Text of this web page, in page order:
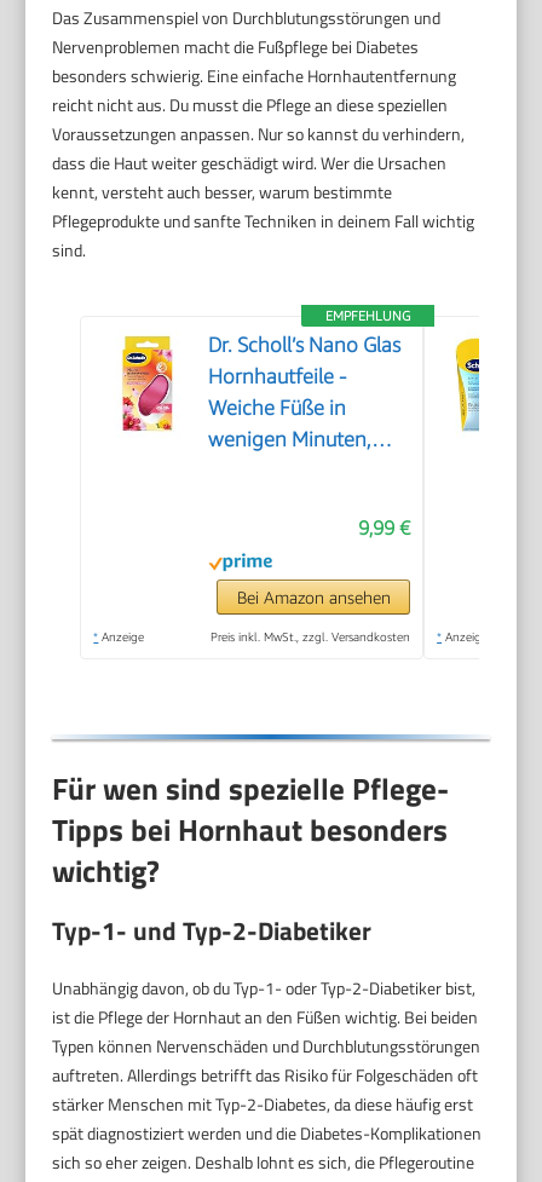
Das Zusammenspiel von Durchblutungsstörungen und
Nervenproblemen macht die Fußpflege bei Diabetes
besonders schwierig. Eine einfache Hornhautentfernung
reicht nicht aus. Du musst die Pflege an diese speziellen
Voraussetzungen anpassen. Nur so kannst du verhindern,
dass die Haut weiter geschädigt wird. Wer die Ursachen
kennt, versteht auch besser, warum bestimmte
Pflegeprodukte und sanfte Techniken in deinem Fall wichtig
sind.
EMPFEHLUNG
Dr. Scholl’s Nano Glas
Hornhautfeile -
Weiche Füße in
wenigen Minuten,
Pediküre, Geeignet für
Nasse oder Trockene
Füße, Hornhaut
Entfernen Fuß,
9,99 €
Bei Amazon ansehen
* Anzeige Preis inkl. MwSt., zzgl. Versandkosten * Anzeige
Für wen sind spezielle Pflege-
Tipps bei Hornhaut besonders
wichtig?
Typ-1- und Typ-2-Diabetiker
Unabhängig davon, ob du Typ-1- oder Typ-2-Diabetiker bist,
ist die Pflege der Hornhaut an den Füßen wichtig. Bei beiden
Typen können Nervenschäden und Durchblutungsstörungen
auftreten. Allerdings betrifft das Risiko für Folgeschäden oft
stärker Menschen mit Typ-2-Diabetes, da diese häufig erst
spät diagnostiziert werden und die Diabetes-Komplikationen
sich so eher zeigen. Deshalb lohnt es sich, die Pflegeroutine